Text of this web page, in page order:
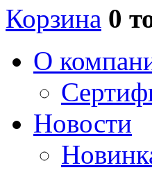
Корзина 0
О
Новости